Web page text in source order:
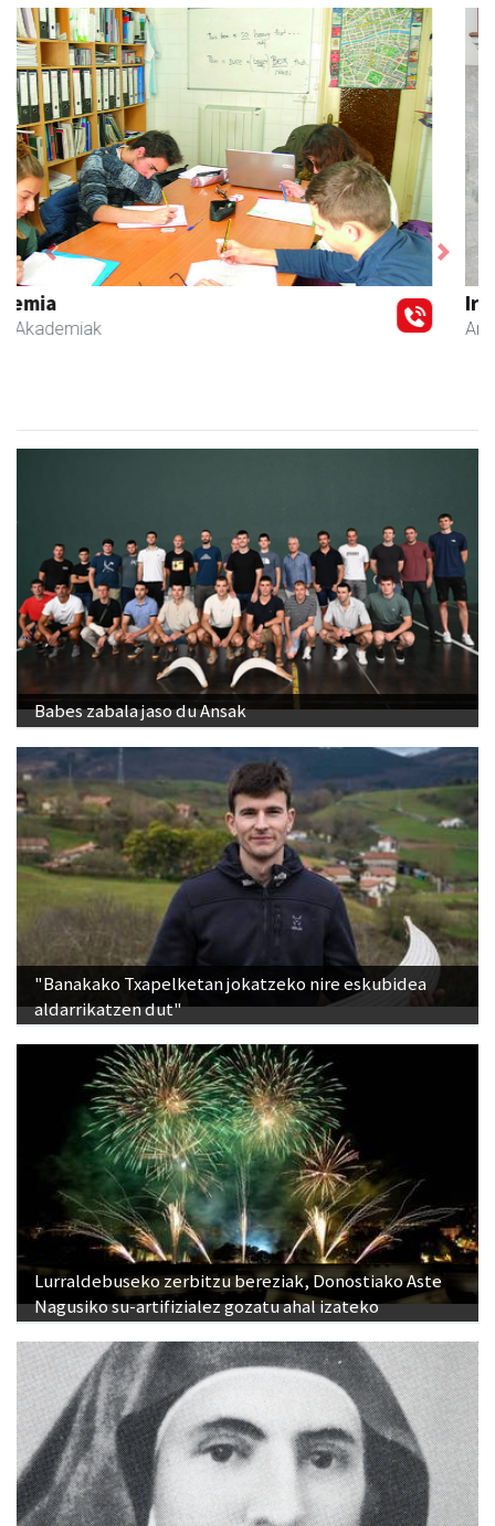
Iraola aholkularitza
Amasa-Villabona
Previous Next
Babes zabala jaso du Ansak
"Banakako Txapelketan jokatzeko nire eskubidea
aldarrikatzen dut"
Lurraldebuseko zerbitzu bereziak, Donostiako Aste
Nagusiko su-artifizialez gozatu ahal izateko